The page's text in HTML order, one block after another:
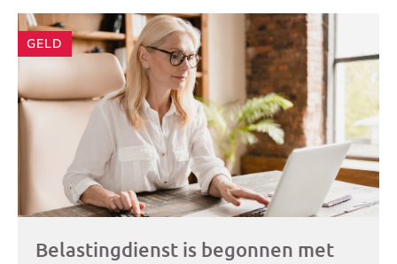
GELD
Belastingdienst is begonnen met